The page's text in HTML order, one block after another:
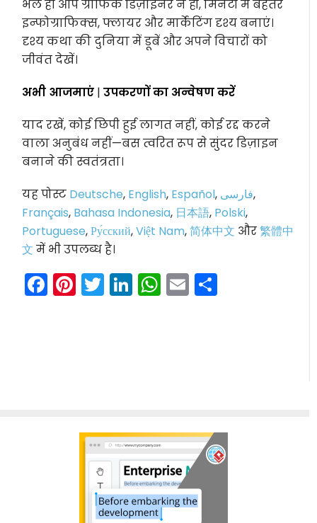
भले ही आप ग्राफिक डिज़ाइनर न हों, मिनटों में बेहतर
इन्फोग्राफिक्स, फ्लायर और मार्केटिंग दृश्य बनाएं।
दृश्य कथा की दुनिया में डूबें और अपने विचारों को
जीवंत देखें।
अभी आजमाएं |उपकरणों का अन्वेषण करें
याद रखें, कोई छिपी हुई लागत नहीं, कोई रद्द करने
वाला अनुबंध नहीं—बस त्वरित रूप से सुंदर डिज़ाइन
बनाने की स्वतंत्रता।
यह पोस्ट Deutsche, English, Español, فارسی,
Français, Bahasa Indonesia, 日本語, Polski,
Portuguese,Ру́сский,Việt Nam,简体中文 और繁體中
文 में भी उपलब्ध है।
Facebook
Pinterest
Twitter
LinkedIn
WhatsApp
Email